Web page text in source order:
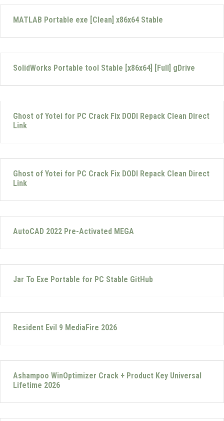
MATLAB Portable exe [Clean] x86x64 Stable
SolidWorks Portable tool Stable [x86x64] [Full] gDrive
Ghost of Yotei for PC Crack Fix DODI Repack Clean Direct
Link
Ghost of Yotei for PC Crack Fix DODI Repack Clean Direct
Link
AutoCAD 2022 Pre-Activated MEGA
Jar To Exe Portable for PC Stable GitHub
Resident Evil 9 MediaFire 2026
Ashampoo WinOptimizer Crack + Product Key Universal
Lifetime 2026